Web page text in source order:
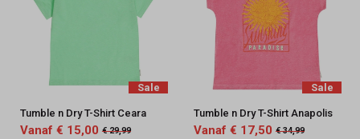
Sale
Tumble n Dry T-Shirt Ceara
Vanaf € 15,00 € 29,99
Sale
Tumble n Dry T-Shirt Anapolis
Vanaf € 17,50 € 34,99